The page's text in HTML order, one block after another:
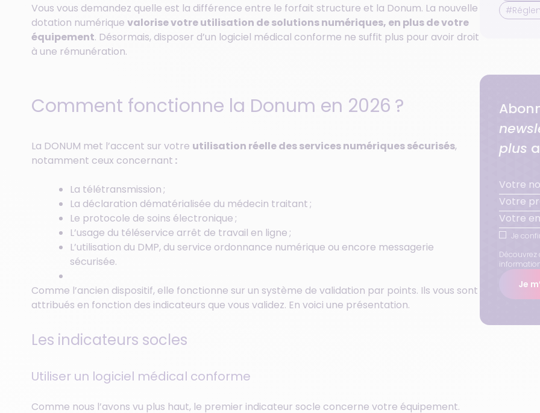
Vous vous demandez quelle est la différence entre le forfait structure et la Donum. La nouvelle
dotation numérique valorise votre utilisation de solutions numériques, en plus de votre
équipement. Désormais, disposer d’un logiciel médical conforme ne suffit plus pour avoir droit
à une rémunération.
Comment fonctionne la Donum en 2026 ?
La DONUM met l’accent sur votre utilisation réelle des services numériques sécurisés,
notamment ceux concernant :
La télétransmission ;
La déclaration dématérialisée du médecin traitant ;
Le protocole de soins électronique ;
L’usage du téléservice arrêt de travail en ligne ;
L’utilisation du DMP, du service ordonnance numérique ou encore messagerie
sécurisée.
Comme l’ancien dispositif, elle fonctionne sur un système de validation par points. Ils vous sont
attribués en fonction des indicateurs que vous validez. En voici une présentation.
Les indicateurs socles
Utiliser un logiciel médical conforme
Comme nous l’avons vu plus haut, le premier indicateur socle concerne votre équipement.
plus
Je
Je